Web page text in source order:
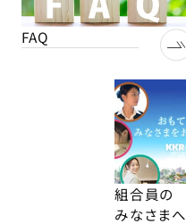
FAQ
組合員の
みなさまへ